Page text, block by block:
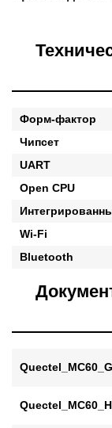
Форм-фактор
Чипсет
UART
Open CPU
Wi-Fi
Bluetooth